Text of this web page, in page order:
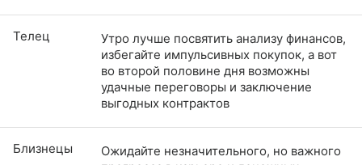
Телец
Утро лучше посвятить анализу финансов,
избегайте импульсивных покупок, а вот
во второй половине дня возможны
удачные переговоры и заключение
выгодных контрактов
Близнецы
Ожидайте незначительного, но важного